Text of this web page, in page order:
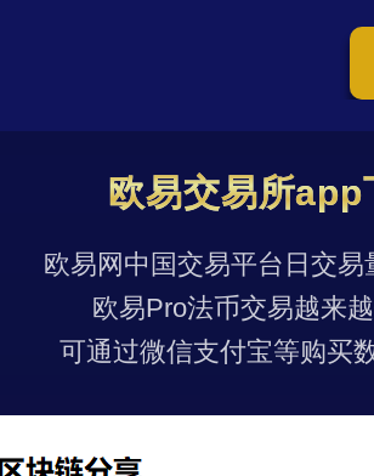
欧易交易所app
欧易网中国交易平台日交易
欧易Pro法币交易越来越
可通过微信支付宝等购买